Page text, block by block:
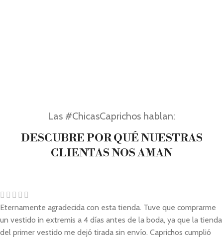
Las #ChicasCaprichos hablan:
DESCUBRE POR QUÉ NUESTRAS
CLIENTAS NOS AMAN
Eternamente agradecida con esta tienda. Tuve que comprarme
un vestido in extremis a 4 días antes de la boda, ya que la tienda
del primer vestido me dejó tirada sin envío. Caprichos cumplió